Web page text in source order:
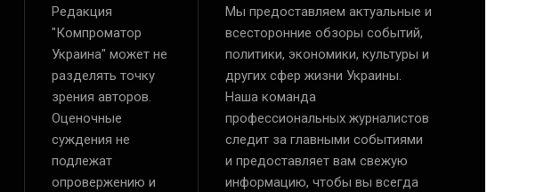
Редакция
"Компроматор
Украина" может не
разделять точку
зрения авторов.
Оценочные
суждения не
подлежат
опровержению и
Мы предоставляем актуальные и
всесторонние обзоры событий,
политики, экономики, культуры и
других сфер жизни Украины.
Наша команда
профессиональных журналистов
следит за главными событиями
и предоставляет вам свежую
информацию, чтобы вы всегда